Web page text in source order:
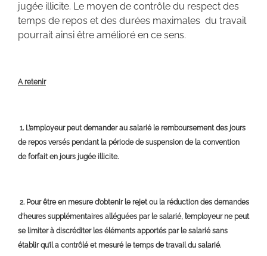
jugée illicite. Le moyen de contrôle du respect des
temps de repos et des durées maximales du travail
pourrait ainsi être amélioré en ce sens.
A retenir
1. L’employeur peut demander au salarié le remboursement des jours
de repos versés pendant la période de suspension de la convention
de forfait en jours jugée illicite.
2. Pour être en mesure d’obtenir le rejet ou la réduction des demandes
d’heures supplémentaires alléguées par le salarié, l’employeur ne peut
se limiter à discréditer les éléments apportés par le salarié sans
établir qu’il a contrôlé et mesuré le temps de travail du salarié.